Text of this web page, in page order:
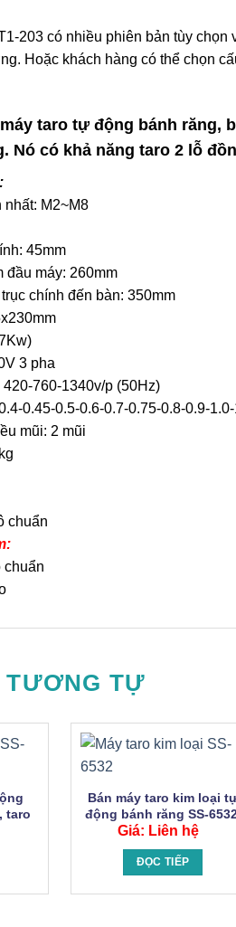
203 có nhiều phiên bản tùy
Hoặc khách hàng có thể chọn
taro tự động bánh răng,
Nó có khả năng taro 2 lỗ
M2~M8
45mm
đầu máy: 260mm
chính đến bàn: 350mm
3 pha
760-1340v/p (50Hz)
0.45-0.5-0.6-0.7-0.75-0.8-0.9-
mũi: 2 mũi
chuẩn
chuẩn
TƯƠNG TỰ
taro
xác.
Bán máy taro kim loại
động bánh răng SS-
taro tự động M10-M32
Giá: Liên hệ
ĐỌC TIẾP